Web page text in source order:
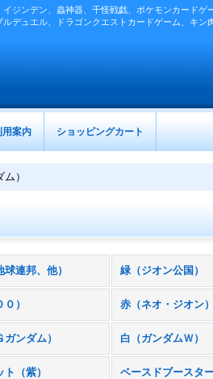
ジンデン、蟲神器、千怪戦戯、ポケモンカードゲ
デュエル、ドラゴンクエストカードゲーム、キン
用案内 ショッピングカート
）
球連邦、他） 緑（ジオン公国）
） 赤（ネオ・ジオン）
ガンダム） 白（ガンダムＷ）
ト（紫）